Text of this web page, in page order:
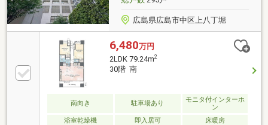
広島県広島市中区上八丁堀
6,480万円
2LDK 79.24m2
30階 南
南向き 駐車場あり
モニタ付インターホ
ン
浴室乾燥機
即入居可 床暖房